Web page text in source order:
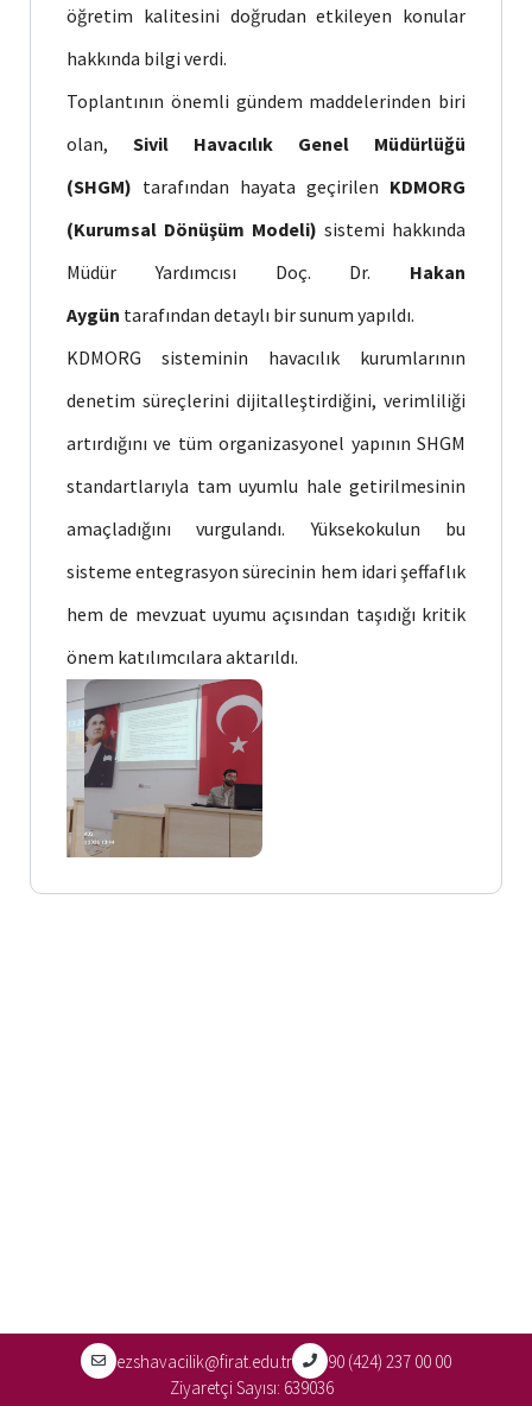
öğretim kalitesini doğrudan etkileyen konular
hakkında bilgi verdi.
Toplantının önemli gündem maddelerinden biri
olan, Sivil Havacılık Genel Müdürlüğü
(SHGM) tarafından hayata geçirilen KDMORG
(Kurumsal Dönüşüm Modeli) sistemi hakkında
Müdür Yardımcısı Doç. Dr. Hakan
Aygün tarafından detaylı bir sunum yapıldı.
KDMORG sisteminin havacılık kurumlarının
denetim süreçlerini dijitalleştirdiğini, verimliliği
artırdığını ve tüm organizasyonel yapının SHGM
standartlarıyla tam uyumlu hale getirilmesinin
amaçladığını vurgulandı. Yüksekokulun bu
sisteme entegrasyon sürecinin hem idari şeffaflık
hem de mevzuat uyumu açısından taşıdığı kritik
önem katılımcılara aktarıldı.
ezshavacilik@firat.edu.tr
90 (424) 237 00 00
Ziyaretçi Sayısı: 639036